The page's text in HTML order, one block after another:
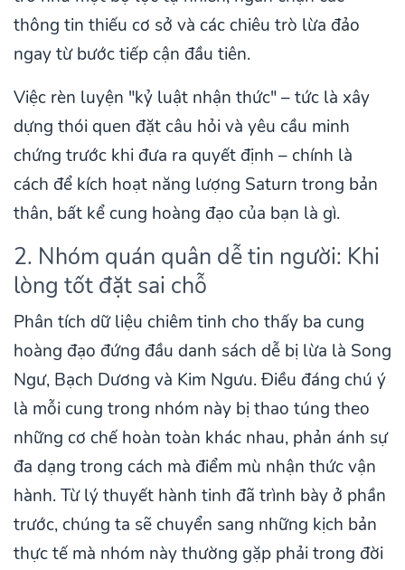
thông tin thiếu cơ sở và các chiêu trò lừa đảo
ngay từ bước tiếp cận đầu tiên.
Việc rèn luyện "kỷ luật nhận thức" – tức là xây
dựng thói quen đặt câu hỏi và yêu cầu minh
chứng trước khi đưa ra quyết định – chính là
cách để kích hoạt năng lượng Saturn trong bản
thân, bất kể cung hoàng đạo của bạn là gì.
2. Nhóm quán quân dễ tin người: Khi
lòng tốt đặt sai chỗ
Phân tích dữ liệu chiêm tinh cho thấy ba cung
hoàng đạo đứng đầu danh sách dễ bị lừa là Song
Ngư, Bạch Dương và Kim Ngưu. Điều đáng chú ý
là mỗi cung trong nhóm này bị thao túng theo
những cơ chế hoàn toàn khác nhau, phản ánh sự
đa dạng trong cách mà điểm mù nhận thức vận
hành. Từ lý thuyết hành tinh đã trình bày ở phần
trước, chúng ta sẽ chuyển sang những kịch bản
thực tế mà nhóm này thường gặp phải trong đời